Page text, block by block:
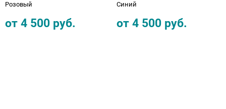
Розовый
от 4 500 руб.
Синий
от 4 500 руб.